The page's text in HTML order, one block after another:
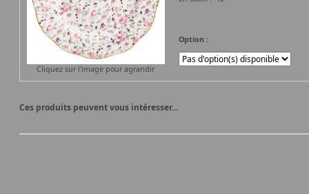
Cliquez sur l'image pour agrandir
Option :
Ces produits peuvent vous intéresser...